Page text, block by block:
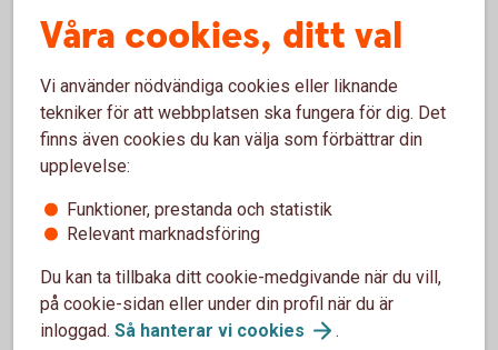
Konkurrenskraftig ränta
Personlig rådgivning
Flytta ditt bolån tilloss
Vill du anmäla
konto?
Våra cookies, ditt val
Vi använder nödvändiga cookies eller liknande
tekniker för att webbplatsen ska fungera för dig. Det
finns även cookies du kan välja som förbättrar din
upplevelse:
Funktioner, prestanda och statistik
Relevant marknadsföring
Du kan ta tillbaka ditt cookie-medgivande när du vill,
på cookie-sidan eller under din profil när du är
inloggad. Så hanterar vi cookies .